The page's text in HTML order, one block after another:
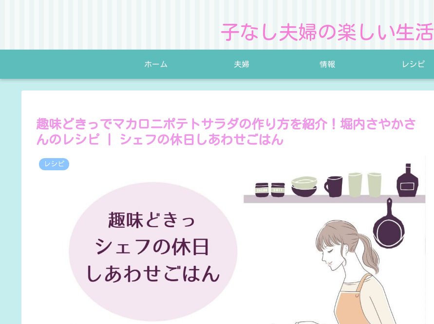
子なし夫婦の楽しい生活
ホーム 夫婦 情報 レシピ
趣味どきっでマカロニポテトサラダの作り方を紹介！堀内さやかさ
んのレシピ | シェフの休日しあわせごはん
レシピ